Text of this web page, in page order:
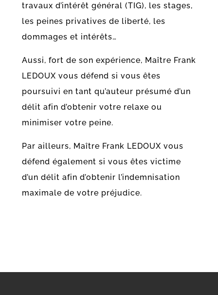
travaux d’intérêt général (TIG), les stages,
les peines privatives de liberté, les
dommages et intérêts…
Aussi, fort de son expérience, Maître Frank
LEDOUX vous défend si vous êtes
poursuivi en tant qu’auteur présumé d’un
délit afin d’obtenir votre relaxe ou
minimiser votre peine.
Par ailleurs, Maître Frank LEDOUX vous
défend également si vous êtes victime
d’un délit afin d’obtenir l’indemnisation
maximale de votre préjudice.